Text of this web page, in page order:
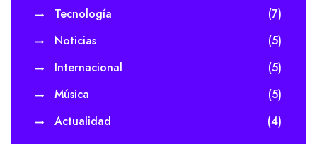
Tecnología
(7)
Noticias
(5)
Internacional
(5)
Música
(5)
Actualidad
(4)